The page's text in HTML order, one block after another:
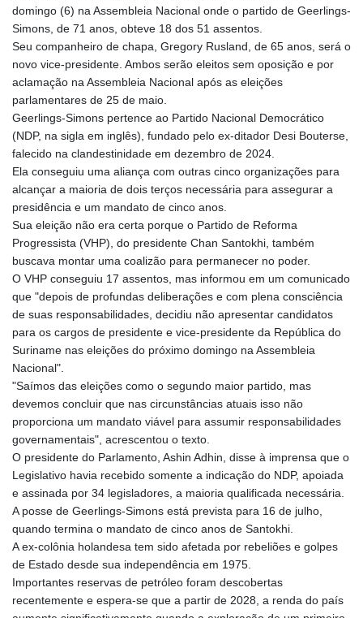
domingo (6) na Assembleia Nacional onde o partido de Geerlings-
Simons, de 71 anos, obteve 18 dos 51 assentos.
Seu companheiro de chapa, Gregory Rusland, de 65 anos, será o
novo vice-presidente. Ambos serão eleitos sem oposição e por
aclamação na Assembleia Nacional após as eleições
parlamentares de 25 de maio.
Geerlings-Simons pertence ao Partido Nacional Democrático
(NDP, na sigla em inglês), fundado pelo ex-ditador Desi Bouterse,
falecido na clandestinidade em dezembro de 2024.
Ela conseguiu uma aliança com outras cinco organizações para
alcançar a maioria de dois terços necessária para assegurar a
presidência e um mandato de cinco anos.
Sua eleição não era certa porque o Partido de Reforma
Progressista (VHP), do presidente Chan Santokhi, também
buscava montar uma coalizão para permanecer no poder.
O VHP conseguiu 17 assentos, mas informou em um comunicado
que "depois de profundas deliberações e com plena consciência
de suas responsabilidades, decidiu não apresentar candidatos
para os cargos de presidente e vice-presidente da República do
Suriname nas eleições do próximo domingo na Assembleia
Nacional".
"Saímos das eleições como o segundo maior partido, mas
devemos concluir que nas circunstâncias atuais isso não
proporciona um mandato viável para assumir responsabilidades
governamentais", acrescentou o texto.
O presidente do Parlamento, Ashin Adhin, disse à imprensa que o
Legislativo havia recebido somente a indicação do NDP, apoiada
e assinada por 34 legisladores, a maioria qualificada necessária.
A posse de Geerlings-Simons está prevista para 16 de julho,
quando termina o mandato de cinco anos de Santokhi.
A ex-colônia holandesa tem sido afetada por rebeliões e golpes
de Estado desde sua independência em 1975.
Importantes reservas de petróleo foram descobertas
recentemente e espera-se que a partir de 2028, a renda do país